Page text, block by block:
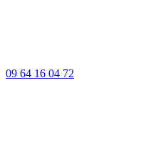
09 64 16 04 72